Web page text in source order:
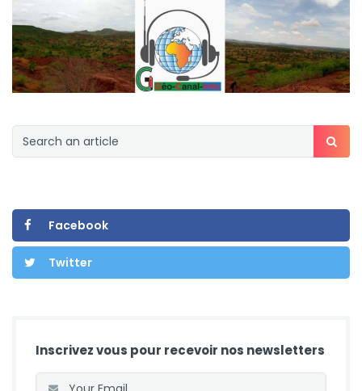
Facebook
Twitter
Inscrivez vous pour recevoir nos newsletters